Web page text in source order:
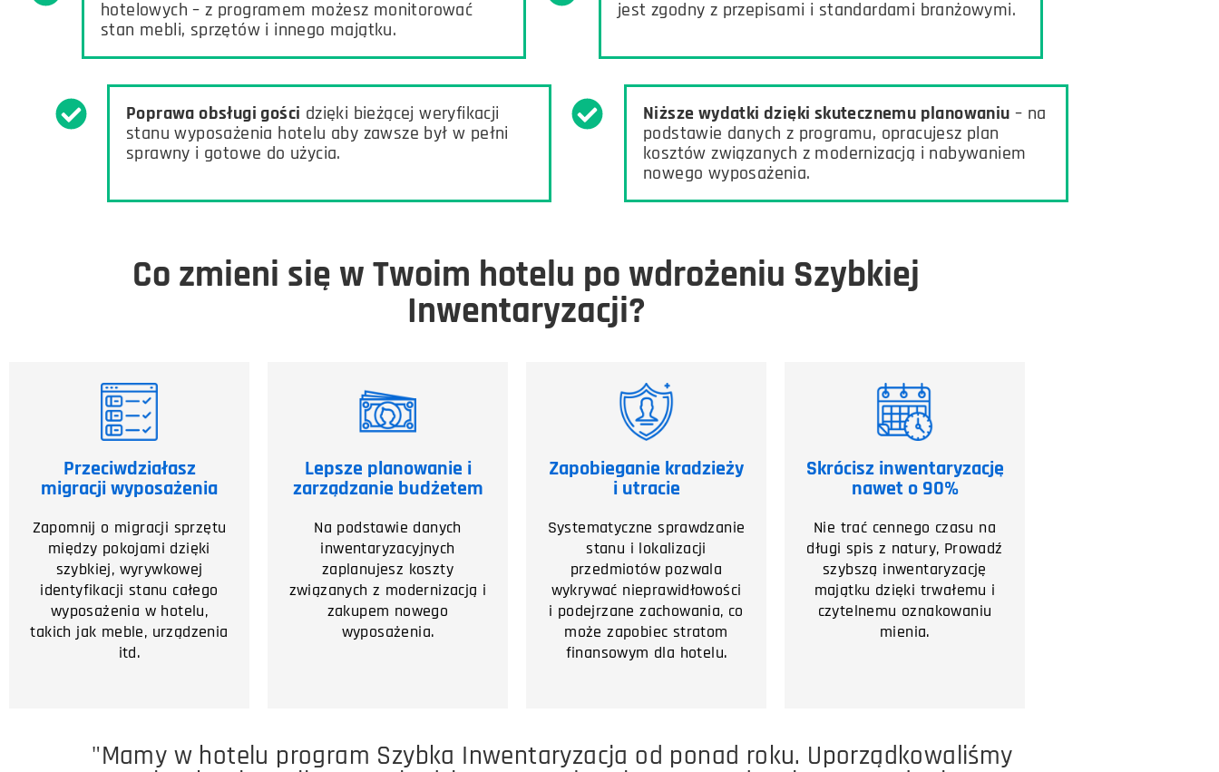
hotelowych – z programem możesz monitorować
stan mebli, sprzętów i innego majątku.
jest zgodny z przepisami i standardami branżowymi.
Poprawa obsługi gości dzięki bieżącej weryfikacji
stanu wyposażenia hotelu aby zawsze był w pełni
sprawny i gotowe do użycia.
Niższe wydatki dzięki skutecznemu planowaniu – na
podstawie danych z programu, opracujesz plan
kosztów związanych z modernizacją i nabywaniem
nowego wyposażenia.
Co zmieni się w Twoim hotelu po wdrożeniu Szybkiej
Inwentaryzacji?
Przeciwdziałasz
migracji wyposażenia
Zapomnij o migracji sprzętu
między pokojami dzięki
szybkiej, wyrywkowej
identyfikacji stanu całego
wyposażenia w hotelu,
takich jak meble, urządzenia
itd.
Lepsze planowanie i
zarządzanie budżetem
Na podstawie danych
inwentaryzacyjnych
zaplanujesz koszty
związanych z modernizacją i
zakupem nowego
wyposażenia.
Zapobieganie kradzieży
i utracie
Systematyczne sprawdzanie
stanu i lokalizacji
przedmiotów pozwala
wykrywać nieprawidłowości
i podejrzane zachowania, co
może zapobiec stratom
finansowym dla hotelu.
Skrócisz inwentaryzację
nawet o 90%
Nie trać cennego czasu na
długi spis z natury, Prowadź
szybszą inwentaryzację
majątku dzięki trwałemu i
czytelnemu oznakowaniu
mienia.
"Mamy w hotelu program Szybka Inwentaryzacja od ponad roku. Uporządkowaliśmy